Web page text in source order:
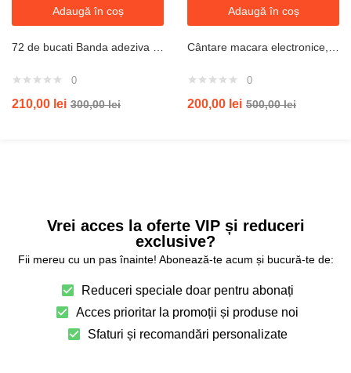
Adaugă în coș
0
210,00 lei 300,00lei
Adaugă în coș
0
200,00 lei 500,00lei
Vrei acces la oferte VIP și reduceri
exclusive?
Fii mereu cu un pas înainte! Abonează-te acum și bucură-te de:
Reduceri speciale doar pentru abonați
Acces prioritar la promoții și produse noi
Sfaturi și recomandări personalizate